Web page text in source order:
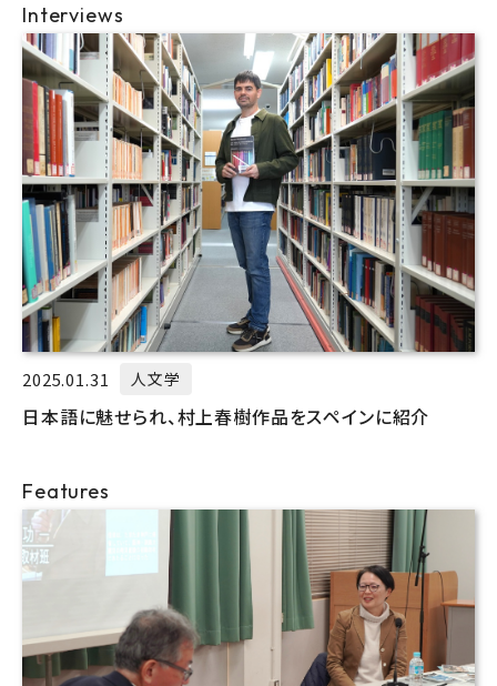
Interviews
2025.01.31 人文学
日本語に魅せられ、村上春樹作品をスペインに紹介
Features